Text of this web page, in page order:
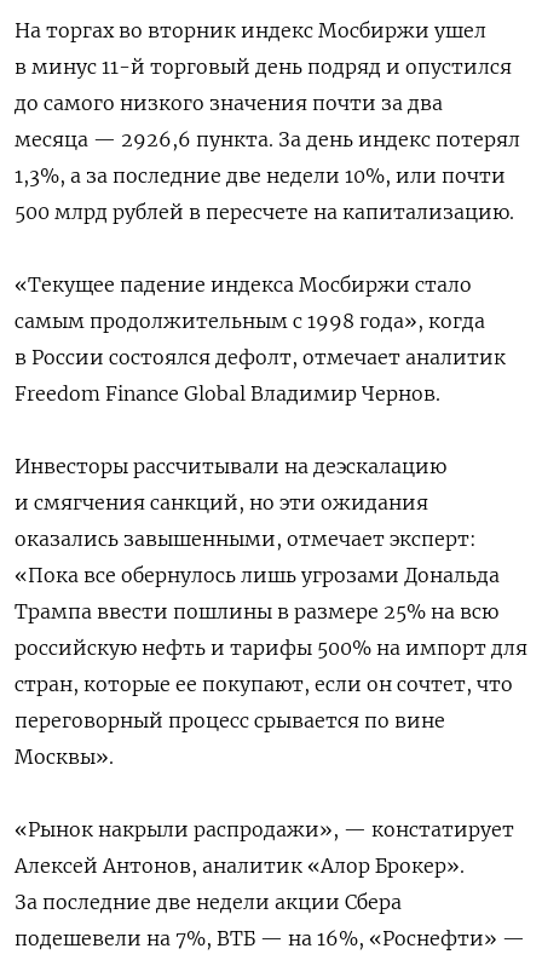
На торгах во вторник индекс Мосбиржи ушел
в минус 11-й торговый день подряд и опустился
до самого низкого значения почти за два
месяца — 2926,6 пункта. За день индекс потерял
1,3%, а за последние две недели 10%, или почти
500 млрд рублей в пересчете на капитализацию.
«Текущее падение индекса Мосбиржи стало
самым продолжительным с 1998 года», когда
в России состоялся дефолт, отмечает аналитик
Freedom Finance Global Владимир Чернов.
Инвесторы рассчитывали на деэскалацию
и смягчения санкций, но эти ожидания
оказались завышенными, отмечает эксперт:
«Пока все обернулось лишь угрозами Дональда
Трампа ввести пошлины в размере 25% на всю
российскую нефть и тарифы 500% на импорт для
стран, которые ее покупают, если он сочтет, что
переговорный процесс срывается по вине
Москвы».
«Рынок накрыли распродажи», — констатирует
Алексей Антонов, аналитик «Алор Брокер».
За последние две недели акции Сбера
подешевели на 7%, ВТБ — на 16%, «Роснефти» —